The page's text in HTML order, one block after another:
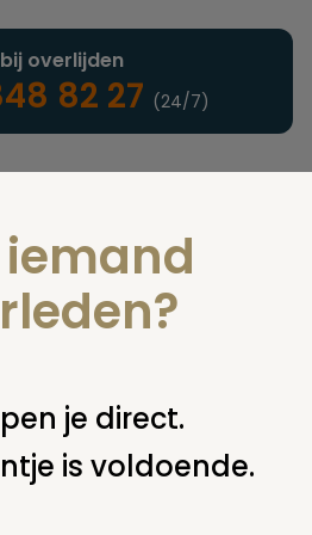
overlijden
82 27 (24/7)
& agenda nieuws verzamelgraf
iemand
je direct.
is voldoende.